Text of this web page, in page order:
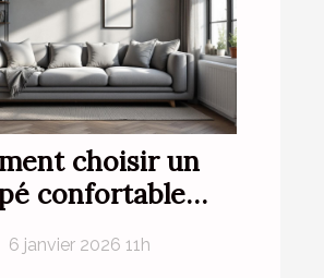
choisir un
confortable
6 janvier 2026 11h